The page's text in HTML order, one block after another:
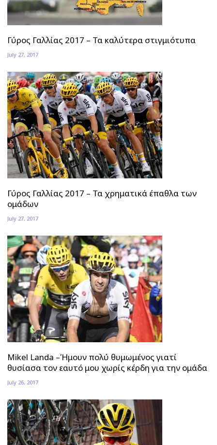
Γύρος Γαλλίας 2017 – Τα καλύτερα στιγμιότυπα
July 27, 2017
Γύρος Γαλλίας 2017 – Τα χρηματικά έπαθλα των
ομάδων
July 27, 2017
Mikel Landa –Ήμουν πολύ θυμωμένος γιατί
θυσίασα τον εαυτό μου χωρίς κέρδη για την ομάδα
July 26, 2017